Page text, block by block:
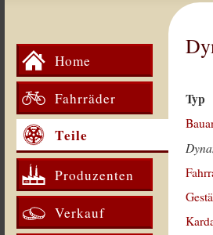
Home
Fahrräder
Teile
Produzenten
Verkauf
Typ